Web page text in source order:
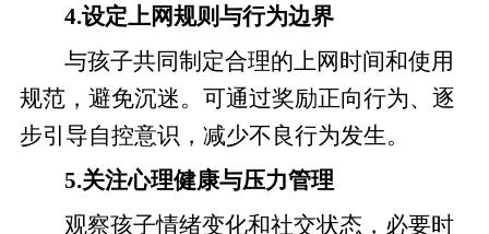
4.设定上网规则与行为边界
与孩子共同制定合理的上网时间和使用
规范，避免沉迷。可通过奖励正向行为、逐
步引导自控意识，减少不良行为发生。
5.关注心理健康与压力管理
观察孩子情绪变化和社交状态，必要时